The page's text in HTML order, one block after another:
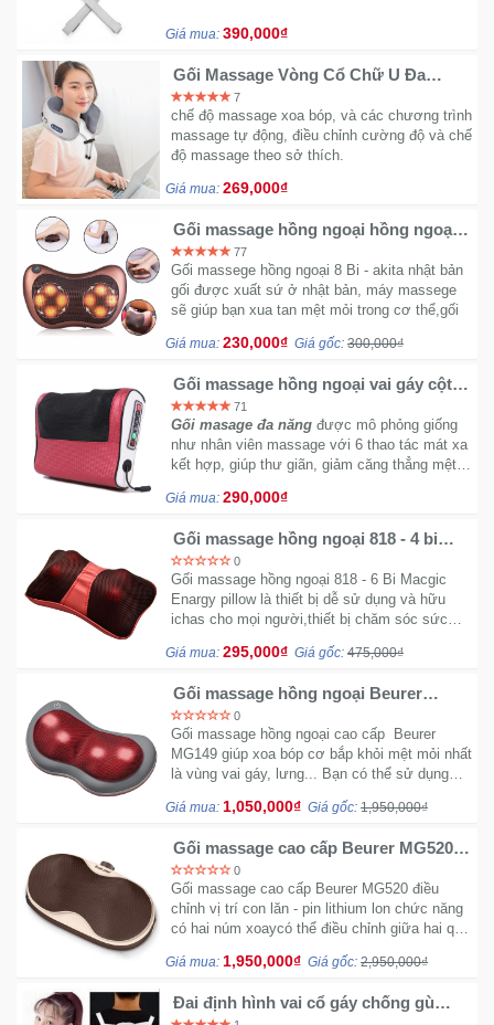
Giá mua: 390,000₫
Gối Massage Vòng Cổ Chữ U Đa
Năng J154
7
chế độ massage xoa bóp, và các chương trình
massage tự động, điều chỉnh cường độ và chế
độ massage theo sở thích.
Giá mua: 269,000₫
Gối massage hồng ngoại hồng ngoại 8
bi 2 chiều - công nghệ Nhật Bản
77
Gối massege hồng ngoại 8 Bi - akita nhật bản
gối được xuất sứ ở nhật bản, máy massege
sẽ giúp bạn xua tan mệt mỏi trong cơ thể,gối
nhiều vị trí giường ngủ ,phòng làm việc ...
Giá mua: 230,000₫ Giá gốc: 300,000₫
Gối massage hồng ngoại vai gáy cột
sống
71
Gối masage đa năng được mô phỏng giống
như nhân viên massage với 6 thao tác mát xa
kết hợp, giúp thư giãn, giảm căng thẳng mệt
vai gáy, căng cơ,
Giá mua: 290,000₫
Gối massage hồng ngoại 818 - 4 bi
Macgic Energy Pillow
0
Gối massage hồng ngoại 818 - 6 Bi Macgic
Enargy pillow là thiết bị dễ sử dụng và hữu
ichas cho mọi người,thiết bị chăm sóc sức
cơ, máy có tác dụng tăng tính lưu thông trong
Giá mua: 295,000₫ Giá gốc: 475,000₫
Gối massage hồng ngoại Beurer
MG149 - Có tích hợp sưởi ấm
0
Gối massage hồng ngoại cao cấp Beurer
MG149 giúp xoa bóp cơ bắp khỏi mệt mỏi nhất
là vùng vai gáy, lưng... Bạn có thể sử dụng
rất tiện dụng.
Giá mua: 1,050,000₫ Giá gốc: 1,950,000₫
Gối massage cao cấp Beurer MG520
điều chỉnh vị trí con lăn - Pin Lithium
Ion
0
Gối massage cao cấp Beurer MG520 điều
chỉnh vị trí con lăn - pin lithium lon chức năng
có hai núm xoaycó thể điều chỉnh giữa hai quả
dời để vệ sinh sản phẩm sử dụng bằng pin
Giá mua: 1,950,000₫ Giá gốc: 2,950,000₫
Đai định hình vai cổ gáy chống gù
lưng- xóa